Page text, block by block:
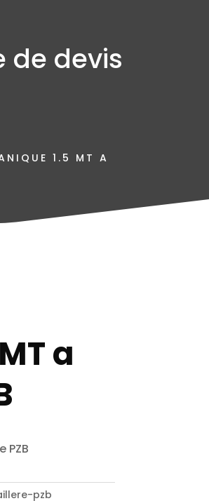
de devis
1.5 MT A
a
PZB
pzb